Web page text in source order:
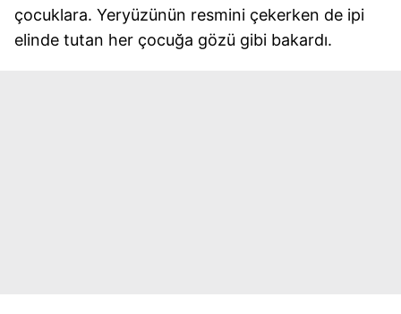
çocuklara. Yeryüzünün resmini çekerken de ipi
elinde tutan her çocuğa gözü gibi bakardı.